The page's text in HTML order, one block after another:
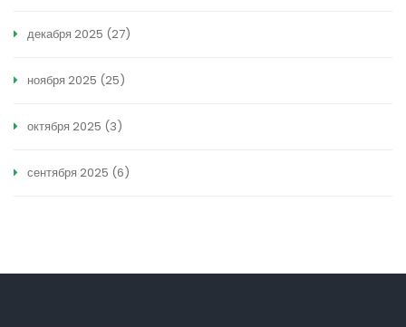
декабря 2025 (27)
ноября 2025 (25)
октября 2025 (3)
сентября 2025 (6)